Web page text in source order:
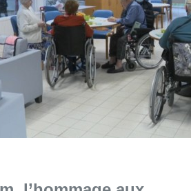
l’hommage aux
de Saint-Laurent
aux enfants des Bas-